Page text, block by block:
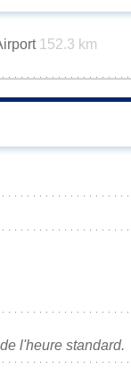
152.3 km
l'heure standard.